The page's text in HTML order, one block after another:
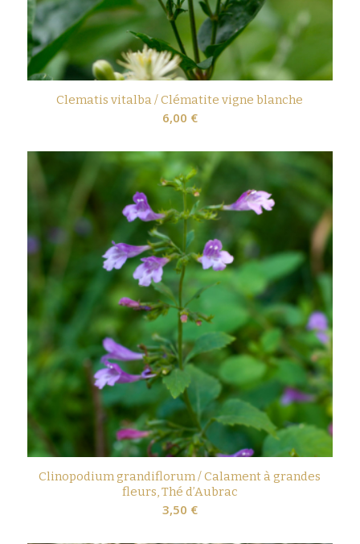
Clematis vitalba / Clématite vigne blanche
6,00 €
Clinopodium grandiflorum / Calament à grandes
fleurs, Thé d’Aubrac
3,50 €